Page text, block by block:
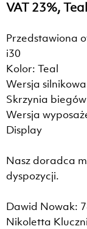
VAT 23%,
Przedstawiona
i30
Kolor: Teal
Wersja
Skrzynia
Wersja
Display
Nasz doradca
dyspozycji.
Dawid Nowak:
Nikoletta